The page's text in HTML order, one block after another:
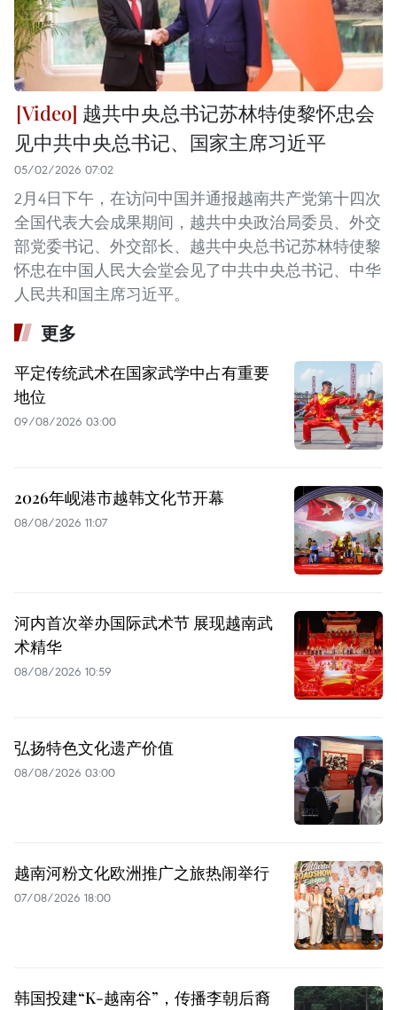
越共中央总书记苏林特使黎怀忠会
见中共中央总书记、国家主席习近平
05/02/2026 07:02
2月4日下午，在访问中国并通报越南共产党第十四次
全国代表大会成果期间，越共中央政治局委员、外交
部党委书记、外交部长、越共中央总书记苏林特使黎
怀忠在中国人民大会堂会见了中共中央总书记、中华
人民共和国主席习近平。
更多
平定传统武术在国家武学中占有重要
地位
09/08/2026 03:00
2026年岘港市越韩文化节开幕
08/08/2026 11:07
河内首次举办国际武术节 展现越南武
术精华
08/08/2026 10:59
弘扬特色文化遗产价值
08/08/2026 03:00
越南河粉文化欧洲推广之旅热闹举行
07/08/2026 18:00
韩国投建“K-越南谷”，传播李朝后裔